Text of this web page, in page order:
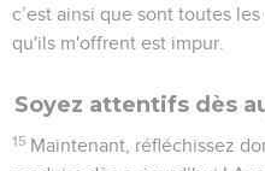
c’est ainsi que sont toutes
qu'ils m'offrent est impur.
Soyez attentifs dès
15 Maintenant, réfléchissez